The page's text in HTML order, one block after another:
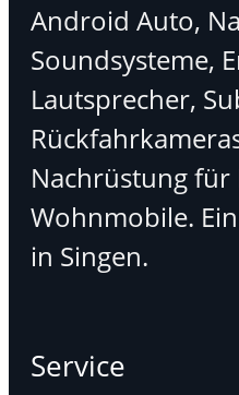
Android Auto,
Soundsysteme,
Lautsprecher,
Nachrüstung für
Wohnmobile.
in Singen.
Service